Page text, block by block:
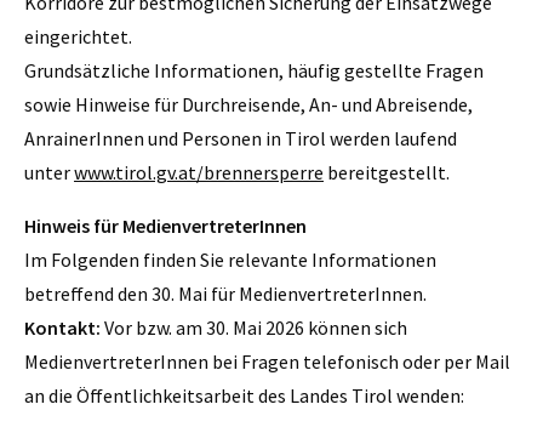
eingerichtet.
Grundsätzliche Informationen, häufig gestellte Fragen
sowie Hinweise für Durchreisende, An- und Abreisende,
AnrainerInnen und Personen in Tirol werden laufend
unterwww.tirol.gv.at/brennersperre bereitgestellt.
Hinweis für MedienvertreterInnen
Im Folgenden finden Sie relevante Informationen
betreffend den 30. Mai für MedienvertreterInnen.
Kontakt: Vor bzw. am 30. Mai 2026 können sich
MedienvertreterInnen bei Fragen telefonisch oder per Mail
an die Öffentlichkeitsarbeit des Landes Tirol wenden: